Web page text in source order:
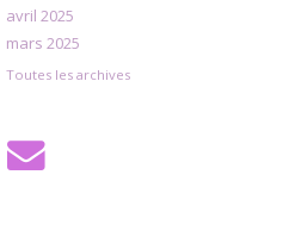
avril 2025
mars 2025
Toutes les archives